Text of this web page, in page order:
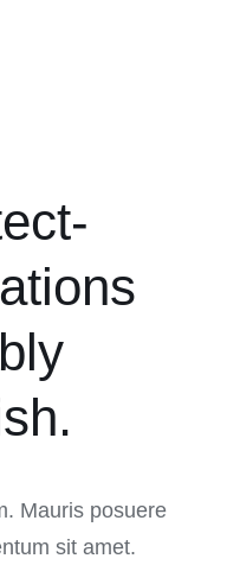
Mauris posuere
sit amet.